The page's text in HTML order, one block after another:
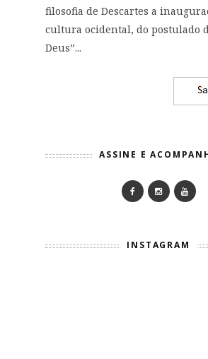
filosofia de Descartes a
cultura ocidental, do postulado
Deus”...
ASSINE E
INSTAGRAM